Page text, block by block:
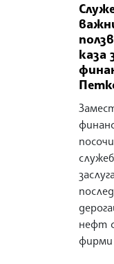
каза
нефт
фирми